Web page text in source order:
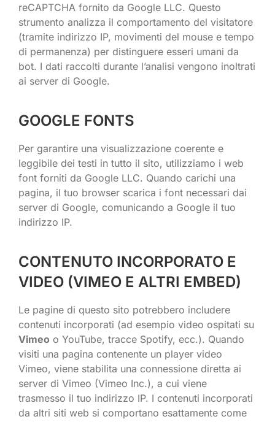
reCAPTCHA fornito da Google LLC. Questo
strumento analizza il comportamento del visitatore
(tramite indirizzo IP, movimenti del mouse e tempo
di permanenza) per distinguere esseri umani da
bot. I dati raccolti durante l’analisi vengono inoltrati
ai server di Google.
GOOGLE FONTS
Per garantire una visualizzazione coerente e
leggibile dei testi in tutto il sito, utilizziamo i web
font forniti da Google LLC. Quando carichi una
pagina, il tuo browser scarica i font necessari dai
server di Google, comunicando a Google il tuo
indirizzo IP.
CONTENUTO INCORPORATO E
VIDEO (VIMEO E ALTRI EMBED)
Le pagine di questo sito potrebbero includere
contenuti incorporati (ad esempio video ospitati su
Vimeo o YouTube, tracce Spotify, ecc.). Quando
visiti una pagina contenente un player video
Vimeo, viene stabilita una connessione diretta ai
server di Vimeo (Vimeo Inc.), a cui viene
trasmesso il tuo indirizzo IP. I contenuti incorporati
da altri siti web si comportano esattamente come